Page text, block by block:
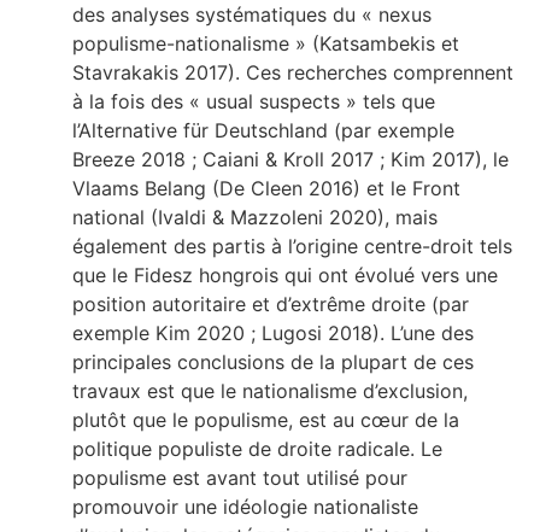
des analyses systématiques du « nexus
populisme-nationalisme » (Katsambekis et
Stavrakakis 2017). Ces recherches comprennent
à la fois des « usual suspects » tels que
l’Alternative für Deutschland (par exemple
Breeze 2018 ; Caiani & Kroll 2017 ; Kim 2017), le
Vlaams Belang (De Cleen 2016) et le Front
national (Ivaldi & Mazzoleni 2020), mais
également des partis à l’origine centre-droit tels
que le Fidesz hongrois qui ont évolué vers une
position autoritaire et d’extrême droite (par
exemple Kim 2020 ; Lugosi 2018). L’une des
principales conclusions de la plupart de ces
travaux est que le nationalisme d’exclusion,
plutôt que le populisme, est au cœur de la
politique populiste de droite radicale. Le
populisme est avant tout utilisé pour
promouvoir une idéologie nationaliste